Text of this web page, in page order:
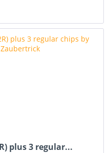
plus 3 regular...